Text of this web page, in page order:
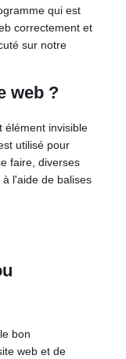
qui est
correctement et
sur notre
web ?
élément invisible
utilisé pour
faire, diverses
l'aide de balises
bon
web et de